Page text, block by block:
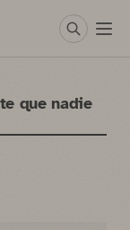
que nadie